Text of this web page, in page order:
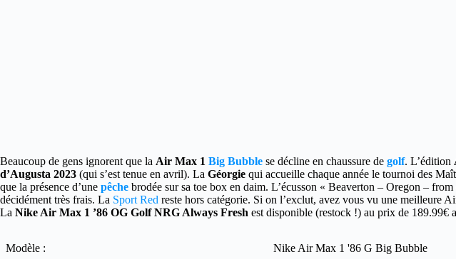
Beaucoup de gens ignorent que la Air Max 1 Big Bubble se décline en chaussure de golf. L’édition
d’Augusta 2023 (qui s’est tenue en avril). La Géorgie qui accueille chaque année le tournoi des
que la présence d’une pêche brodée sur sa toe box en daim. L’écusson « Beaverton – Oregon –
décidément très frais. La Sport Red reste hors catégorie. Si on l’exclut, avez vous vu une meilleure
La Nike Air Max 1 ’86 OG Golf NRG Always Fresh est disponible (restock !) au prix de 189.99€
Modèle :
Nike Air Max 1 '86 G Big Bubble